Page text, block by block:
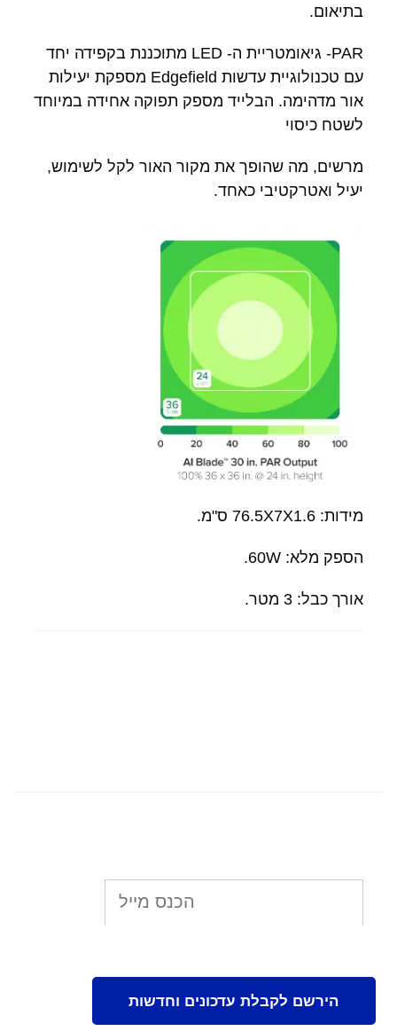
בתיאום.
PAR- גיאומטריית ה- LED מתוכננת בקפידה יחד
עם טכנולוגיית עדשות Edgefield מספקת יעילות
אור מדהימה. הבלייד מספק תפוקה אחידה במיוחד
לשטח כיסוי
מרשים, מה שהופך את מקור האור לקל לשימוש,
יעיל ואטרקטיבי כאחד.
מידות: 76.5X7X1.6 ס"מ.
הספק מלא: 60W.
אורך כבל: 3 מטר.